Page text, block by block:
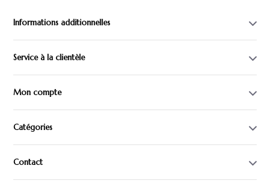
Informations additionnelles
Service à la clientèle
Mon compte
Catégories
Contact